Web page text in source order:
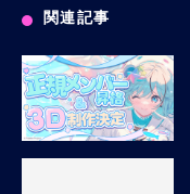
関連記事